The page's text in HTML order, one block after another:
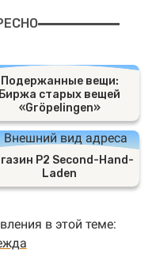
Подержанные вещи:
Биржа старых вещей
«Gröpelingen»
P2 Second-Hand-
Laden
в этой теме: